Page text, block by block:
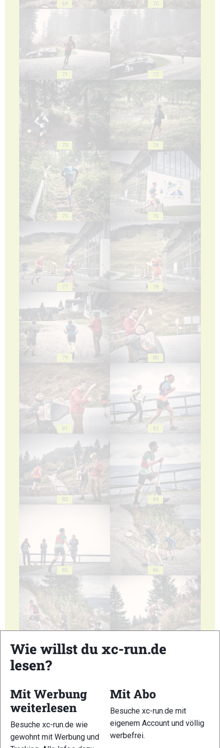
69 70
71 72
73 74
75 76
77 78
79 80
81 82
83 84
85 86
89 90
Wie willst du xc-run.de
lesen?
Mit Werbung
weiterlesen
Besuche xc-run.de wie
gewohnt mit Werbung und
Mit Abo
Besuche xc-run.de mit
eigenem Account und völlig
werbefrei.